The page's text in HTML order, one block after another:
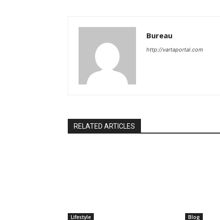
Bureau
http://vartaportal.com
RELATED ARTICLES
Lifestyle Blog